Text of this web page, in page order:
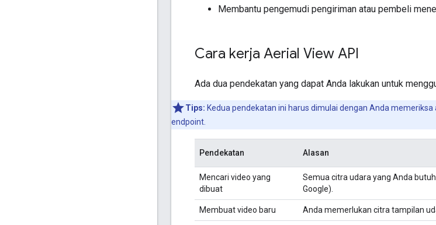
Membantu pengemudi pengiriman atau pembeli
Cara kerja Aerial View API
Ada dua pendekatan yang dapat Anda lakukan untuk
Tips: Kedua pendekatan ini harus dimulai dengan Anda
endpoint.
Pendekatan Alasan
Mencari video yang
dibuat
Semua citra udara yang Anda
Google).
Membuat video baru Anda memerlukan citra tampilan